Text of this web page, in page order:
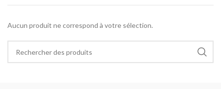
Aucun produit ne correspond à votre sélection.